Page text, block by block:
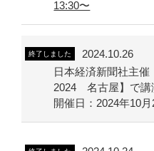
13:30〜
終了しました
2024.10.26
日本経済新聞社主
2024 名古屋】で講
開催日：2024年10